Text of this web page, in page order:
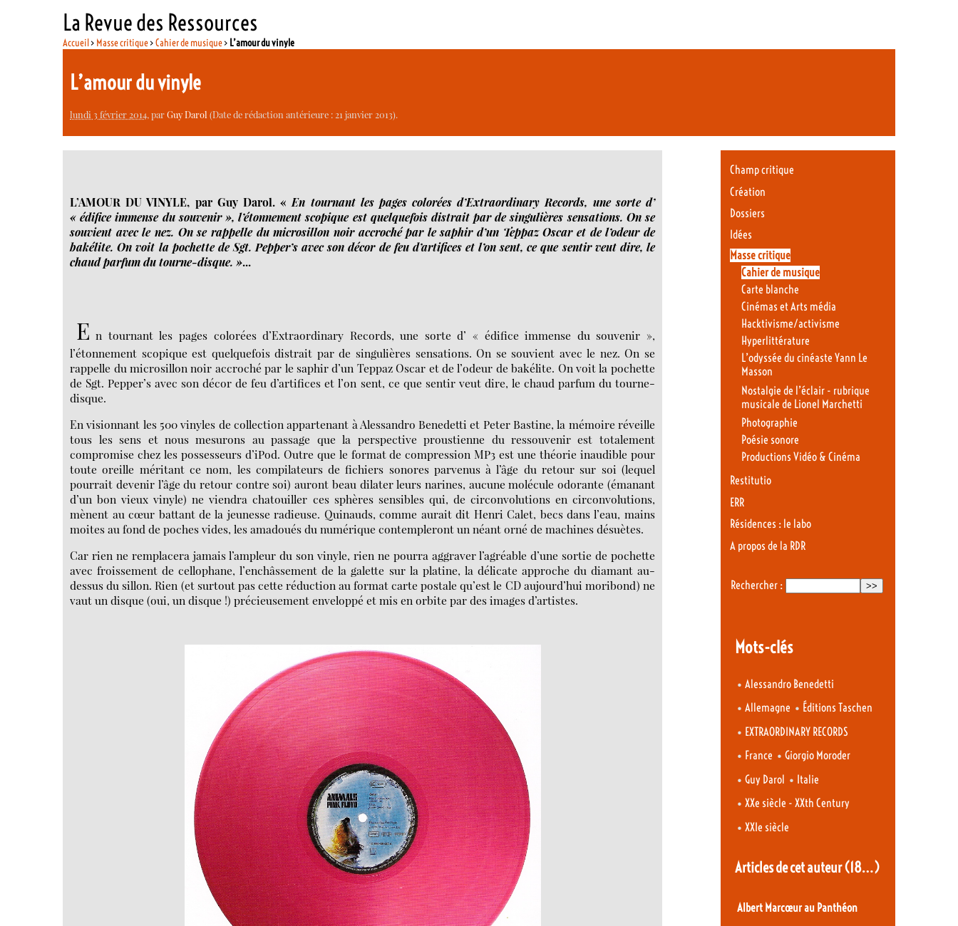
La Revue des Ressources
Accueil> Masse critique>Cahier de musique> L’amour du vinyle
L’amour du vinyle
lundi 3 février 2014, parGuy Darol (Date de rédaction antérieure : 21 janvier 2013).
L’AMOUR DU VINYLE, par Guy Darol. «En tournant les pages colorées d’Extraordinary Records, une sorte d’
« édifice immense du souvenir », l’étonnement scopique est quelquefois distrait par de singulières sensations. On se
souvient avec le nez. On se rappelle du microsillon noir accroché par le saphir d’un Teppaz Oscar et de l’odeur de
bakélite. On voit la pochette de Sgt. Pepper’s avec son décor de feu d’artifices et l’on sent, ce que sentir veut dire, le
chaud parfum du tourne-disque. »...
E n tournant les pages colorées d’Extraordinary Records, une sorte d’ « édifice immense du souvenir »,
l’étonnement scopique est quelquefois distrait par de singulières sensations. On se souvient avec le nez. On se
rappelle du microsillon noir accroché par le saphir d’un Teppaz Oscar et de l’odeur de bakélite. On voit la pochette
de Sgt. Pepper’s avec son décor de feu d’artifices et l’on sent, ce que sentir veut dire, le chaud parfum du tourne-
disque.
En visionnant les 500 vinyles de collection appartenant à Alessandro Benedetti et Peter Bastine, la mémoire réveille
tous les sens et nous mesurons au passage que la perspective proustienne du ressouvenir est totalement
compromise chez les possesseurs d’iPod. Outre que le format de compression MP3 est une théorie inaudible pour
toute oreille méritant ce nom, les compilateurs de fichiers sonores parvenus à l’âge du retour sur soi (lequel
pourrait devenir l’âge du retour contre soi) auront beau dilater leurs narines, aucune molécule odorante (émanant
d’un bon vieux vinyle) ne viendra chatouiller ces sphères sensibles qui, de circonvolutions en circonvolutions,
mènent au cœur battant de la jeunesse radieuse. Quinauds, comme aurait dit Henri Calet, becs dans l’eau, mains
moites au fond de poches vides, les amadoués du numérique contempleront un néant orné de machines désuètes.
Car rien ne remplacera jamais l’ampleur du son vinyle, rien ne pourra aggraver l’agréable d’une sortie de pochette
avec froissement de cellophane, l’enchâssement de la galette sur la platine, la délicate approche du diamant au-
dessus du sillon. Rien (et surtout pas cette réduction au format carte postale qu’est le CD aujourd’hui moribond) ne
vaut un disque (oui, un disque !) précieusement enveloppé et mis en orbite par des images d’artistes.
Champ critique
Création
Dossiers
Idées
Masse critique
Cahier de musique
Carte blanche
Cinémas et Arts média
Hacktivisme/activisme
Hyperlittérature
L’odyssée du cinéaste Yann Le
Masson
Nostalgie de l’éclair - rubrique
musicale de Lionel Marchetti
Photographie
Poésie sonore
Productions Vidéo & Cinéma
Restitutio
ERR
Résidences : le labo
A propos de la RDR
Rechercher :
Mots-clés
• Alessandro Benedetti
• Allemagne • Éditions Taschen
• EXTRAORDINARY RECORDS
• France •Giorgio Moroder
• Guy Darol • Italie
• XXe siècle - XXth Century
• XXIe siècle
Articles de cet auteur(18…)
Albert Marcœur au Panthéon